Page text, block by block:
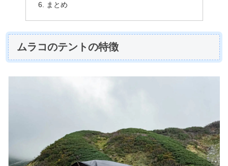
まとめ
ムラコのテントの特徴